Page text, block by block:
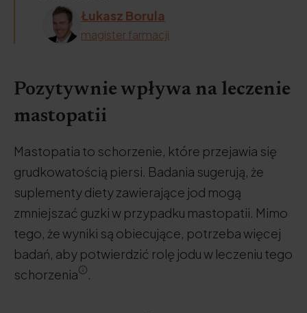
Łukasz Borula
magister farmacji
Pozytywnie wpływa na leczenie
mastopatii
Mastopatia to schorzenie, które przejawia się
grudkowatością piersi. Badania sugerują, że
suplementy diety zawierające jod mogą
zmniejszać guzki w przypadku mastopatii. Mimo
tego, że wyniki są obiecujące, potrzeba więcej
badań, aby potwierdzić rolę jodu w leczeniu tego
schorzenia
.